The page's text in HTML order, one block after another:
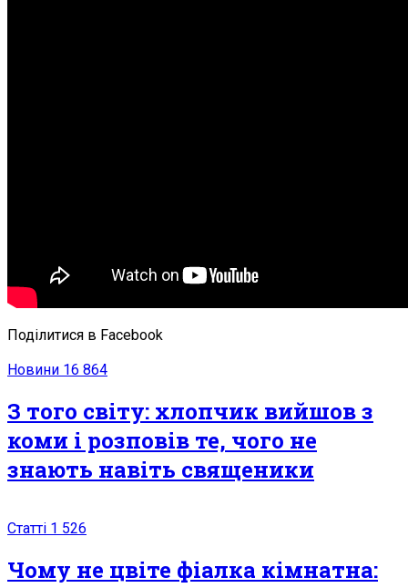
Поділитися в Facebook
Новини 16 864
З того світу: хлопчик вийшов з
коми і розповів те, чого не
знають навіть священики
Статті 1 526
Чому не цвіте фіалка кімнатна: